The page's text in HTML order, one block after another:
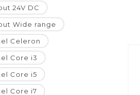
24V DC
Wide range
Celeron
Core i3
Core i5
Core i7